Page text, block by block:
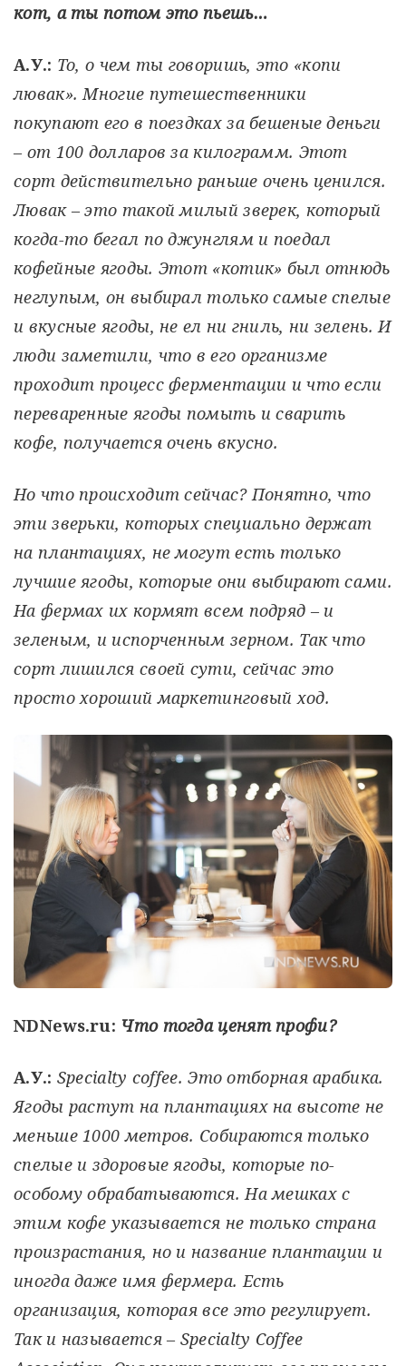
кот, а ты потом это пьешь…
А.У.: То, о чем ты говоришь, это «копи
лювак». Многие путешественники
покупают его в поездках за бешеные деньги
– от 100 долларов за килограмм. Этот
сорт действительно раньше очень ценился.
Лювак – это такой милый зверек, который
когда-то бегал по джунглям и поедал
кофейные ягоды. Этот «котик» был отнюдь
неглупым, он выбирал только самые спелые
и вкусные ягоды, не ел ни гниль, ни зелень. И
люди заметили, что в его организме
проходит процесс ферментации и что если
переваренные ягоды помыть и сварить
кофе, получается очень вкусно.
Но что происходит сейчас? Понятно, что
эти зверьки, которых специально держат
на плантациях, не могут есть только
лучшие ягоды, которые они выбирают сами.
На фермах их кормят всем подряд – и
зеленым, и испорченным зерном. Так что
сорт лишился своей сути, сейчас это
просто хороший маркетинговый ход.
NDNews.ru: Что тогда ценят профи?
А.У.: Specialty coffee. Это отборная арабика.
Ягоды растут на плантациях на высоте не
меньше 1000 метров. Собираются только
спелые и здоровые ягоды, которые по-
особому обрабатываются. На мешках с
этим кофе указывается не только страна
произрастания, но и название плантации и
иногда даже имя фермера. Есть
организация, которая все это регулирует.
Так и называется – Specialty Coffee